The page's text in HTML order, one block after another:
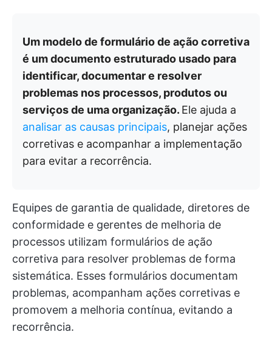
Um modelo de formulário de ação corretiva
é um documento estruturado usado para
identificar, documentar e resolver
problemas nos processos, produtos ou
serviços de uma organização. Ele ajuda a
analisar as causas principais, planejar ações
corretivas e acompanhar a implementação
para evitar a recorrência.
Equipes de garantia de qualidade, diretores de
conformidade e gerentes de melhoria de
processos utilizam formulários de ação
corretiva para resolver problemas de forma
sistemática. Esses formulários documentam
problemas, acompanham ações corretivas e
promovem a melhoria contínua, evitando a
recorrência.